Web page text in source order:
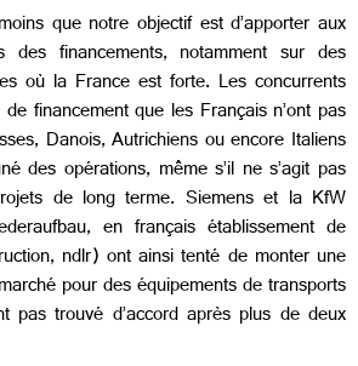
que notre objectif est d’apporter aux
des financements, notamment sur des
où la France est forte. Les concurrents
financement que les Français n’ont pas
Danois, Autrichiens ou encore Italiens
des opérations, même s’il ne s’agit pas
de long terme. Siemens et la KfW
en français établissement de
ndlr) ont ainsi tenté de monter une
pour des équipements de transports
pas trouvé d’accord après plus de deux